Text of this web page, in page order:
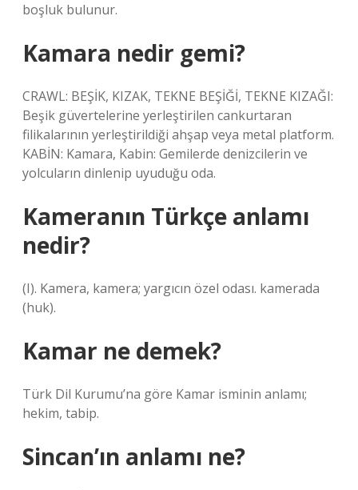
boşluk bulunur.
Kamara nedir gemi?
CRAWL: BEŞİK, KIZAK, TEKNE BEŞİĞİ, TEKNE KIZAĞI:
Beşik güvertelerine yerleştirilen cankurtaran
filikalarının yerleştirildiği ahşap veya metal platform.
KABİN: Kamara, Kabin: Gemilerde denizcilerin ve
yolcuların dinlenip uyuduğu oda.
Kameranın Türkçe anlamı
nedir?
(I). Kamera, kamera; yargıcın özel odası. kamerada
(huk).
Kamar ne demek?
Türk Dil Kurumu’na göre Kamar isminin anlamı;
hekim, tabip.
Sincan’ın anlamı ne?